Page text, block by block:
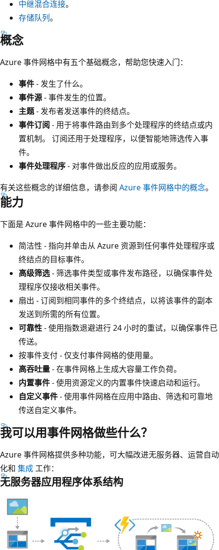
中继混合连接。
存储队列。
概念
Azure 事件网格中有五个基础概念，帮助您快速入门：
事件- 发生了什么。
事件源- 事件发生的位置。
主题- 发布者发送事件的终结点。
事件订阅 - 用于将事件路由到多个处理程序的终结点或内
置机制。 订阅还用于处理程序，以便智能地筛选传入事
件。
事件处理程序- 对事件做出反应的应用或服务。
有关这些概念的详细信息，请参阅 Azure 事件网格中的概念。
能力
下面是 Azure 事件网格中的一些主要功能：
简洁性 - 指向并单击从 Azure 资源到任何事件处理程序或
终结点的目标事件。
高级筛选- 筛选事件类型或事件发布路径，以确保事件处
理程序仅接收相关事件。
扇出 - 订阅到相同事件的多个终结点，以将该事件的副本
发送到所需的所有位置。
可靠性- 使用指数退避进行 24 小时的重试，以确保事件已
传送。
按事件支付 - 仅支付事件网格的使用量。
高吞吐量- 在事件网格上生成大容量工作负荷。
内置事件- 使用资源定义的内置事件快速启动和运行。
自定义事件- 使用事件网格在应用中路由、筛选和可靠地
传送自定义事件。
我可以用事件网格做些什么？
Azure 事件网格提供多种功能，可大幅改进无服务器、运营自动
化和 集成工作：
无服务器应用程序体系结构